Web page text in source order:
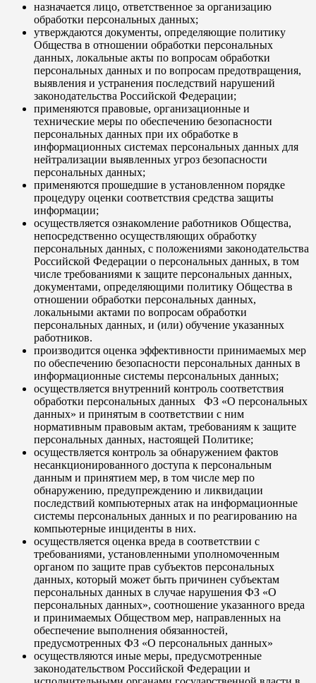
назначается лицо, ответственное за организацию
обработки персональных данных;
утверждаются документы, определяющие политику
Общества в отношении обработки персональных
данных, локальные акты по вопросам обработки
персональных данных и по вопросам предотвращения,
выявления и устранения последствий нарушений
законодательства Российской Федерации;
применяются правовые, организационные и
технические меры по обеспечению безопасности
персональных данных при их обработке в
информационных системах персональных данных для
нейтрализации выявленных угроз безопасности
персональных данных;
применяются прошедшие в установленном порядке
процедуру оценки соответствия средства защиты
информации;
осуществляется ознакомление работников Общества,
непосредственно осуществляющих обработку
персональных данных, с положениями законодательства
Российской Федерации о персональных данных, в том
числе требованиями к защите персональных данных,
документами, определяющими политику Общества в
отношении обработки персональных данных,
локальными актами по вопросам обработки
персональных данных, и (или) обучение указанных
работников.
производится оценка эффективности принимаемых мер
по обеспечению безопасности персональных данных в
информационные системы персональных данных;
осуществляется внутренний контроль соответствия
обработки персональных данных ФЗ «О персональных
данных» и принятым в соответствии с ним
нормативным правовым актам, требованиям к защите
персональных данных, настоящей Политике;
осуществляется контроль за обнаружением фактов
несанкционированного доступа к персональным
данным и принятием мер, в том числе мер по
обнаружению, предупреждению и ликвидации
последствий компьютерных атак на информационные
системы персональных данных и по реагированию на
компьютерные инциденты в них.
осуществляется оценка вреда в соответствии с
требованиями, установленными уполномоченным
органом по защите прав субъектов персональных
данных, который может быть причинен субъектам
персональных данных в случае нарушения ФЗ «О
персональных данных», соотношение указанного вреда
и принимаемых Обществом мер, направленных на
обеспечение выполнения обязанностей,
предусмотренных ФЗ «О персональных данных»
осуществляются иные меры, предусмотренные
законодательством Российской Федерации и